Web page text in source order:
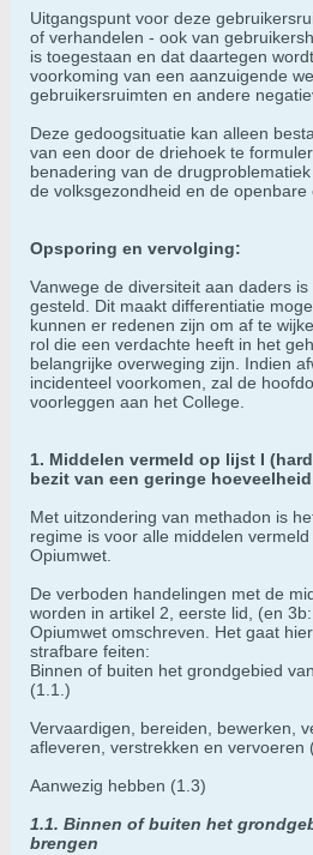
Uitgangspunt voor deze
of verhandelen - ook van
is toegestaan en dat daartegen
voorkoming van een aanzuigende
gebruikersruimten en andere
Deze gedoogsituatie kan alleen
van een door de driehoek te
benadering van de
de volksgezondheid en de openbare
Opsporing en vervolging:
Vanwege de diversiteit aan daders
gesteld. Dit maakt differentiatie
kunnen er redenen zijn om af te
rol die een verdachte heeft in het
belangrijke overweging zijn. Indien
incidenteel voorkomen, zal de
voorleggen aan het College.
1. Middelen vermeld op lijst I
bezit van een geringe
Met uitzondering van methadon is
regime is voor alle middelen
Opiumwet.
De verboden handelingen met de
worden in artikel 2, eerste lid, (en
Opiumwet omschreven. Het gaat
strafbare feiten:
Binnen of buiten het grondgebied
(1.1.)
Vervaardigen, bereiden, bewerken,
afleveren, verstrekken en vervoeren
Aanwezig hebben (1.3)
1.1. Binnen of buiten het
brengen